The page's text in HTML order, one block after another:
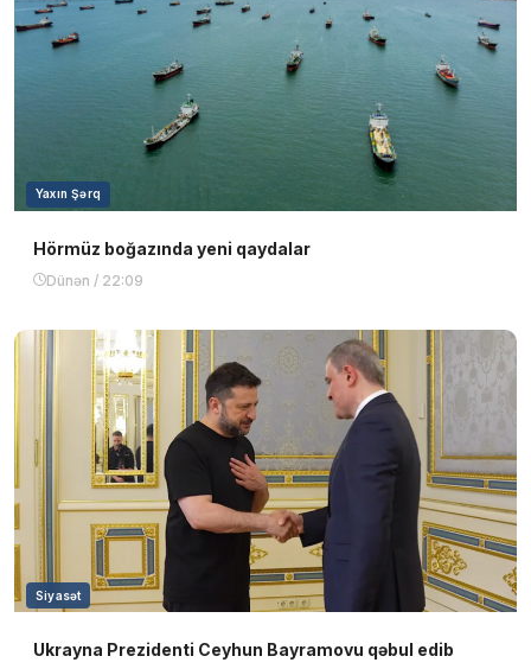
Yaxın Şərq
Hörmüz boğazında yeni qaydalar
Dünən / 22:09
Siyasət
Ukrayna Prezidenti Ceyhun Bayramovu qəbul edib